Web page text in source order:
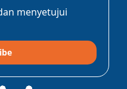
ke Jepang!
Jurusan
menyetujui